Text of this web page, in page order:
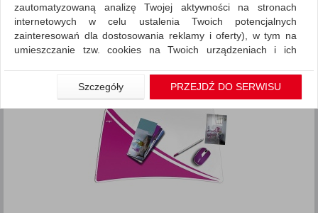
Sortuj po Standardowe
Pokaż produktów
Siatka Lista
zautomatyzowaną analizę Twojej aktywności na stronach
internetowych w celu ustalenia Twoich potencjalnych
zainteresowań dla dostosowania reklamy i oferty), w tym na
umieszczanie tzw. cookies na Twoich urządzeniach i ich
Jeśli nie chcesz wyrazić zgody lub ograniczyć jej zakres, kliknij
„Szczegóły”, gdzie znajdziesz wszelkie informacje o tym jak to
zrobić . Te same informacje znajdziesz także na podstronie z
naszą polityką prywatności obowiązującą od 25 maja 2018.
W przypadku użytkowników zalogowanych, aby umożliwić
prawidłową realizację Umowy z Państwem i związane z tym
prawidłowe działanie naszej strony www, a w szczególności
Szczegóły PRZEJDŹ DO SERWISU